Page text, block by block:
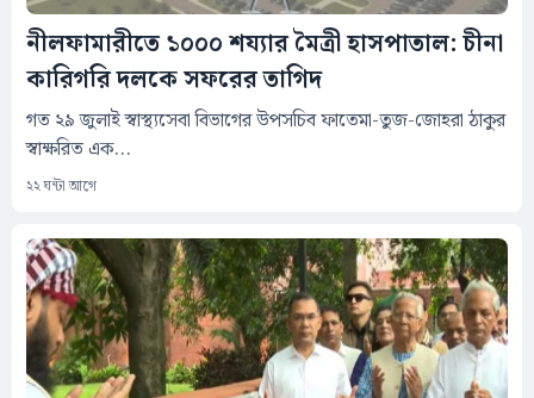
নীলফামারীতে ১০০০ শয্যার মৈত্রী হাসপাতাল: চীনা
কারিগরি দলকে সফরের তাগিদ
গত ২৯ জুলাই স্বাস্থ্যসেবা বিভাগের উপসচিব ফাতেমা-তুজ-জোহরা ঠাকুর
স্বাক্ষরিত এক...
২২ ঘন্টা আগে